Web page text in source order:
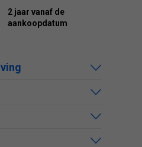
2 jaar vanaf de
aankoopdatum